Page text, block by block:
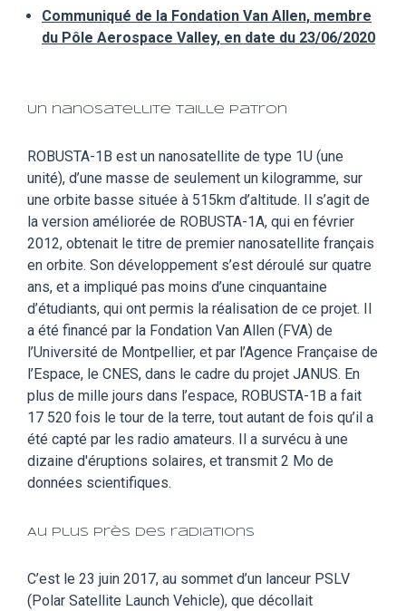
Communiqué de la Fondation Van Allen, membre
du Pôle Aerospace Valley, en date du 23/06/2020
Un nanosatellite taille patron
ROBUSTA-1B est un nanosatellite de type 1U (une
unité), d’une masse de seulement un kilogramme, sur
une orbite basse située à 515km d’altitude. Il s’agit de
la version améliorée de ROBUSTA-1A, qui en février
2012, obtenait le titre de premier nanosatellite français
en orbite. Son développement s’est déroulé sur quatre
ans, et a impliqué pas moins d’une cinquantaine
d’étudiants, qui ont permis la réalisation de ce projet. Il
a été financé par la Fondation Van Allen (FVA) de
l’Université de Montpellier, et par l’Agence Française de
l’Espace, le CNES, dans le cadre du projet JANUS. En
plus de mille jours dans l’espace, ROBUSTA-1B a fait
17 520 fois le tour de la terre, tout autant de fois qu’il a
été capté par les radio amateurs. Il a survécu à une
dizaine d'éruptions solaires, et transmit 2 Mo de
données scientifiques.
Au plus près des radiations
C’est le 23 juin 2017, au sommet d’un lanceur PSLV
(Polar Satellite Launch Vehicle), que décollait